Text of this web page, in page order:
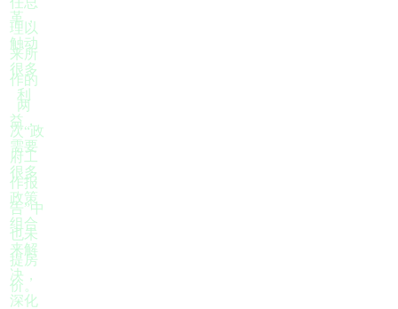
革，
触动
很多
利
益，
需要
很多
政策
组合
来解
决，
深化
理以
来所
作的
两
次“政
府工
作报
告”中
也未
提房
价。